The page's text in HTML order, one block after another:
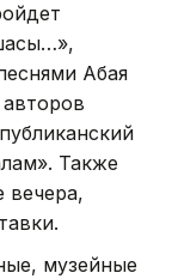
Абая
Также
вечера,
музейные